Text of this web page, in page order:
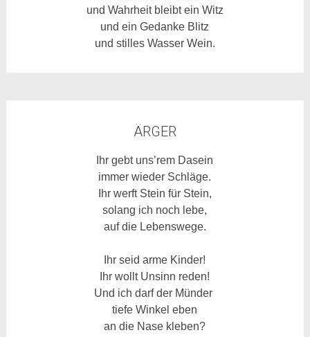
und Wahrheit bleibt ein Witz
und ein Gedanke Blitz
und stilles Wasser Wein.
ÄRGER
Ihr gebt uns’rem Dasein
immer wieder Schläge.
Ihr werft Stein für Stein,
solang ich noch lebe,
auf die Lebenswege.
Ihr seid arme Kinder!
Ihr wollt Unsinn reden!
Und ich darf der Münder
tiefe Winkel eben
an die Nase kleben?